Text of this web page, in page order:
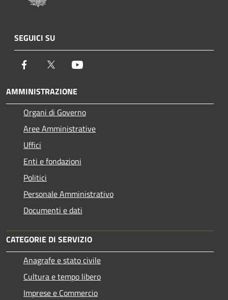
SEGUICI SU
Facebook Twitter
AMMINISTRAZIONE
Organi di Governo
Aree Amministrative
Uffici
Enti e fondazioni
Politici
Personale Amministrativo
Documenti e dati
CATEGORIE DI SERVIZIO
Anagrafe e stato civile
Cultura e tempo libero
Imprese e Commercio